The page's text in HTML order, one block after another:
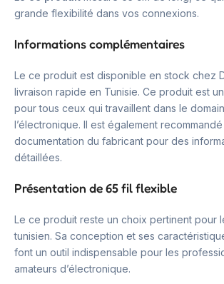
grande flexibilité dans vos connexions.
Informations complémentaires
Le ce produit est disponible en stock chez
livraison rapide en Tunisie. Ce produit est
pour tous ceux qui travaillent dans le
l’électronique. Il est également
documentation du fabricant pour des
détaillées.
Présentation de 65 fil flexible
Le ce produit reste un choix pertinent pour
tunisien. Sa conception et ses
font un outil indispensable pour les
amateurs d’électronique.